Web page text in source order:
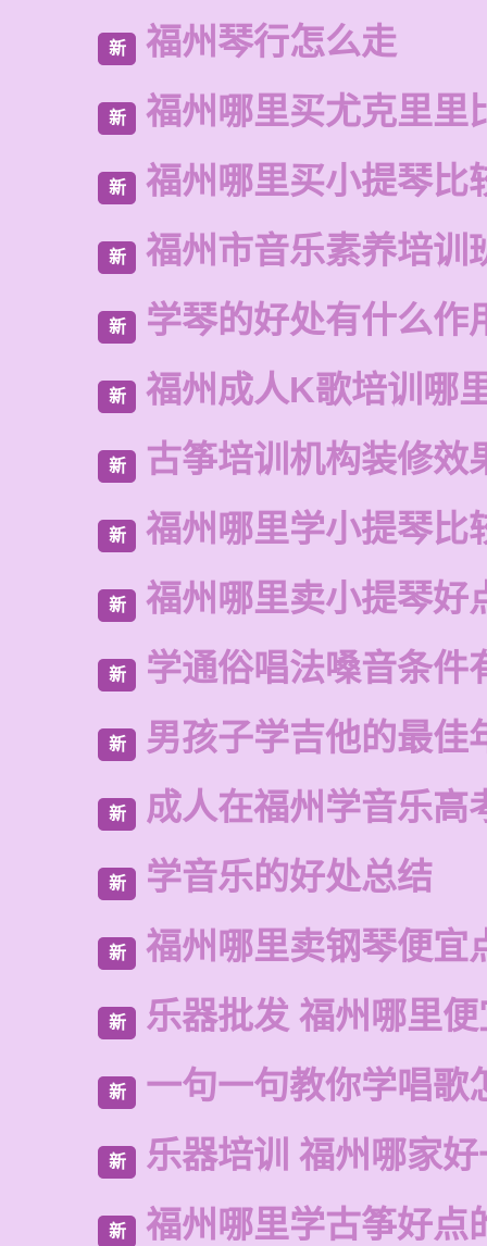
新 福州琴行怎么走
新 福州哪里买尤克里里
新 福州哪里买小提琴比
新 福州市音乐素养培训
新 学琴的好处有什么作
新 福州成人K歌培训哪
新 古筝培训机构装修效
新 福州哪里学小提琴比
新 福州哪里卖小提琴好
新 学通俗唱法嗓音条件
新 男孩子学吉他的最佳
新 成人在福州学音乐高
新 学音乐的好处总结
新 福州哪里卖钢琴便宜
新 乐器批发 福州哪里
新 一句一句教你学唱歌
新 乐器培训 福州哪家
新 福州哪里学古筝好点